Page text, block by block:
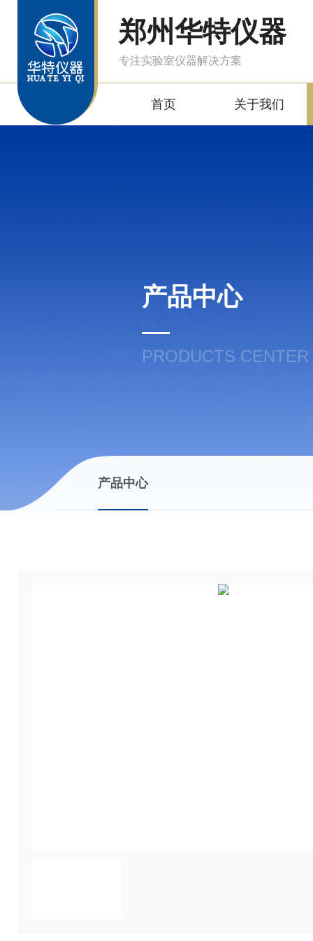
郑州华特仪器
专注实验室仪器解决方案
首页 关于我们
产品中心
PRODUCTS CENTER
产品中心